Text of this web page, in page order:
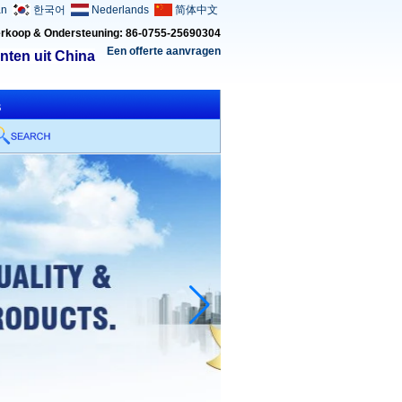
uit China
& Ondersteuning: 86-0755-25690304
Een offerte aanvragen
한국어 Nederlands 简体中文